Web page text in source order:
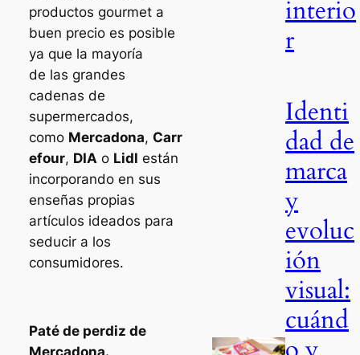
productos gourmet a
buen precio es posible
ya que la mayoría
de las grandes
cadenas de
supermercados,
como Mercadona, Carr
efour, DIA o Lidl están
incorporando en sus
enseñas propias
artículos ideados para
seducir a los
consumidores.
Paté de perdiz de
interio
r
Identi
dad de
marca
y
evoluc
ión
visual:
cuánd